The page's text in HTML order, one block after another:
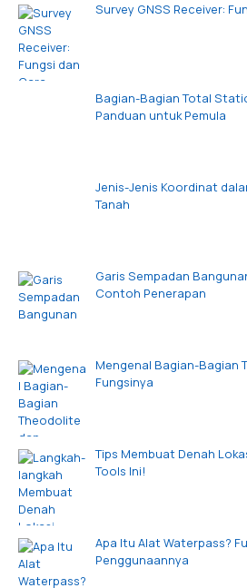
Survey GNSS Receiver:
Bagian-Bagian Total
Panduan untuk Pemula
Jenis-Jenis Koordinat
Tanah
Garis Sempadan
Contoh Penerapan
Mengenal Bagian-Bagian
Fungsinya
Tips Membuat Denah
Tools Ini!
Apa Itu Alat Waterpass?
Penggunaannya